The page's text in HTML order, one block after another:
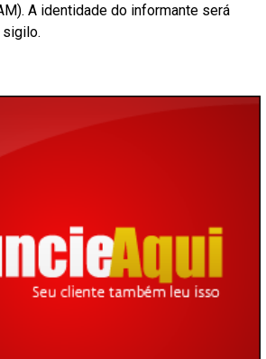
A identidade do informante será